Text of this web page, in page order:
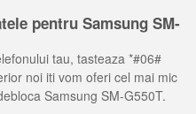
pentru Samsung SM-
tau, tasteaza *#06#
noi iti vom oferi cel mai mic
Samsung SM-G550T.